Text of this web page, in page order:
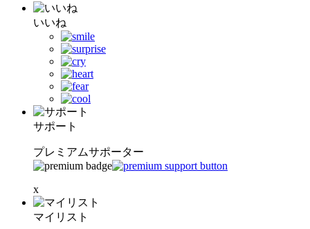
いいね
サポート
プレミアムサポーター
x
マイリスト